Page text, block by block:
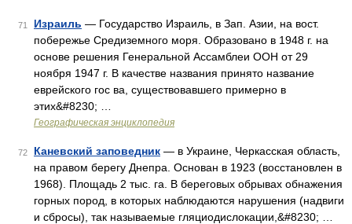
71 Израиль — Государство Израиль, в Зап. Азии, на вост.
побережье Средиземного моря. Образовано в 1948 г. на
основе решения Генеральной Ассамблеи ООН от 29
ноября 1947 г. В качестве названия принято название
еврейского гос ва, существовавшего примерно в
этих&#8230; …
Географическая энциклопедия
72 Каневский заповедник — в Украине, Черкасская область,
на правом берегу Днепра. Основан в 1923 (восстановлен в
1968). Площадь 2 тыс. га. В береговых обрывах обнажения
горных пород, в которых наблюдаются нарушения (надвиги
и сбросы), так называемые гляциодислокации,&#8230; …